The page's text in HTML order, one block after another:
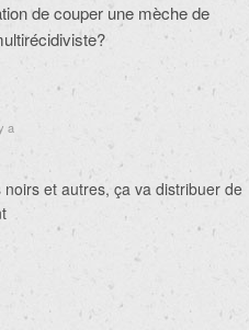
de couper une mèche de
a
et autres, ça va distribuer de